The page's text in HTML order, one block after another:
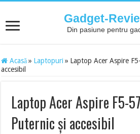
Gadget-
Din pasiune pentru
Acasă » Laptopuri » Laptop Acer Aspire
accesibil
Laptop Acer Aspire F5-
Puternic și accesibil